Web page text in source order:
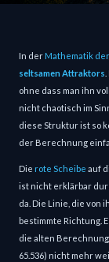
In der Mathematik
seltsamen Attraktors
ohne dass man ihn
nicht chaotisch im
diese Struktur ist so
der Berechnung
Die rote Scheibe auf
ist nicht erklärbar
da. Die Linie, die von
bestimmte Richtung.
die alten
65.536) nicht mehr